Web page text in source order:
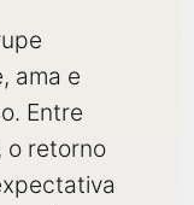
ama e
Entre
o retorno